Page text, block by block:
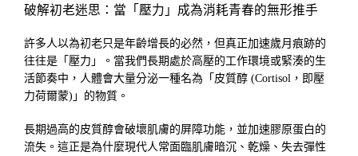
破解初老迷思：當「壓力」成為消耗青春的無形推手
許多人以為初老只是年齡增長的必然，但真正加速歲月痕跡的
往往是「壓力」。當我們長期處於高壓的工作環境或緊湊的生
活節奏中，人體會大量分泌一種名為「皮質醇 (Cortisol，即壓
力荷爾蒙)」的物質。
長期過高的皮質醇會破壞肌膚的屏障功能，並加速膠原蛋白的
流失。這正是為什麼現代人常面臨肌膚暗沉、乾燥、失去彈性